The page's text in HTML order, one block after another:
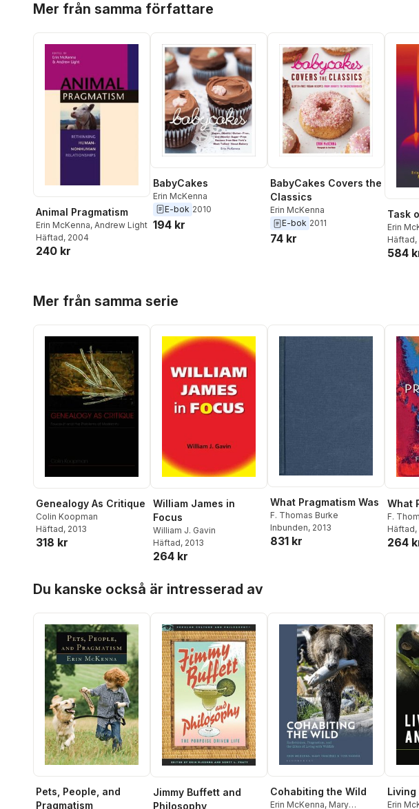
Mer från samma författare
Animal Pragmatism
Erin McKenna, Andrew Light
Häftad, 2004
240 kr
BabyCakes
Erin McKenna
E-bok 2010
194 kr
BabyCakes Covers the
Classics
Erin McKenna
E-bok 2011
74 kr
Task
Erin
Häftad
584
Mer från samma serie
Genealogy As Critique
Colin Koopman
Häftad, 2013
318 kr
William James in
Focus
William J. Gavin
Häftad, 2013
264 kr
What Pragmatism Was
F. Thomas Burke
Inbunden, 2013
831 kr
What
F.
Häftad
264
Du kanske också är intresserad av
Pets, People, and
Pragmatism
Jimmy Buffett and
Philosophy
Cohabiting the Wild
Erin McKenna, Mary
Living
Erin